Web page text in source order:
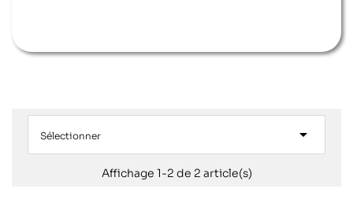
Sélectionner 
Affichage 1-2 de 2 article(s)